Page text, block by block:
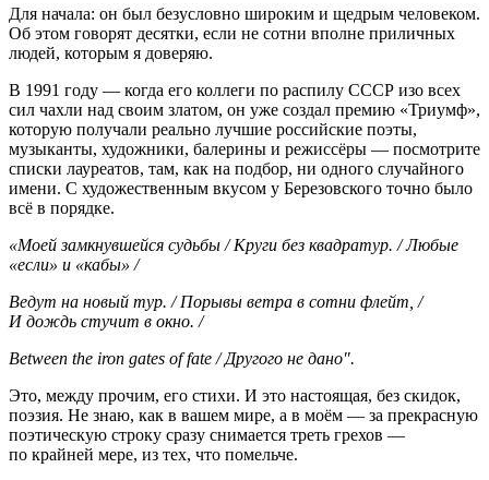
Для начала: он был безусловно широким и щедрым человеком.
Об этом говорят десятки, если не сотни вполне приличных
людей, которым я доверяю.
В 1991 году — когда его коллеги по распилу СССР изо всех
сил чахли над своим златом, он уже создал премию «Триумф»,
которую получали реально лучшие российские поэты,
музыканты, художники, балерины и режиссёры — посмотрите
списки лауреатов, там, как на подбор, ни одного случайного
имени. С художественным вкусом у Березовского точно было
всё в порядке.
«Моей замкнувшейся судьбы / Круги без квадратур. / Любые
«если» и «кабы» /
Ведут на новый тур. / Порывы ветра в сотни флейт, /
И дождь стучит в окно. /
Between the iron gates of fate / Другого не дано".
Это, между прочим, его стихи. И это настоящая, без скидок,
поэзия. Не знаю, как в вашем мире, а в моём — за прекрасную
поэтическую строку сразу снимается треть грехов —
по крайней мере, из тех, что помельче.